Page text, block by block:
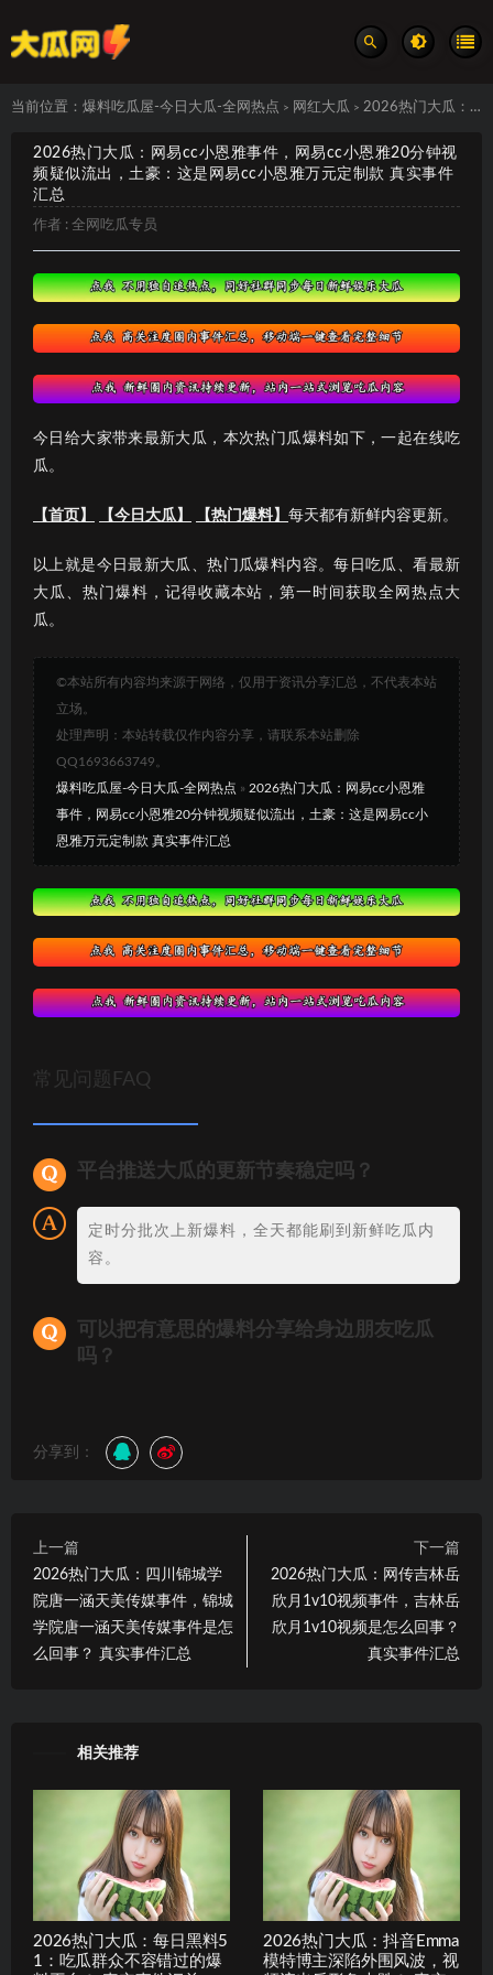
当前位置： 爆料吃瓜屋-今日大瓜-全网热点 > 网红大瓜 > 2026热门大瓜：网易cc小恩雅事件，网易cc小恩雅20分钟视频疑似流出，土豪：这是网易cc小恩雅万元定制款 真实事件汇总
2026热门大瓜：网易cc小恩雅事件，网易cc小恩雅20分钟视
频疑似流出，土豪：这是网易cc小恩雅万元定制款 真实事件
汇总
作者 : 全网吃瓜专员
今日给大家带来最新大瓜，本次热门瓜爆料如下，一起在线吃
瓜。
【首页】 【今日大瓜】 【热门爆料】 每天都有新鲜内容更新。
以上就是今日最新大瓜、热门瓜爆料内容。每日吃瓜、看最新
大瓜、热门爆料，记得收藏本站，第一时间获取全网热点大
瓜。
©本站所有内容均来源于网络，仅用于资讯分享汇总，不代表本站
立场。
处理声明：本站转载仅作内容分享，请联系本站删除
QQ1693663749。
爆料吃瓜屋-今日大瓜-全网热点 » 2026热门大瓜：网易cc小恩雅
事件，网易cc小恩雅20分钟视频疑似流出，土豪：这是网易cc小
恩雅万元定制款 真实事件汇总
常见问题FAQ
平台推送大瓜的更新节奏稳定吗？
定时分批次上新爆料，全天都能刷到新鲜吃瓜内
容。
可以把有意思的爆料分享给身边朋友吃瓜
吗？
分享到：
上一篇
2026热门大瓜：四川锦城学
院唐一涵天美传媒事件，锦城
学院唐一涵天美传媒事件是怎
么回事？ 真实事件汇总
下一篇
2026热门大瓜：网传吉林岳
欣月1v10视频事件，吉林岳
欣月1v10视频是怎么回事？
真实事件汇总
相关推荐
2026热门大瓜：每日黑料5
1：吃瓜群众不容错过的爆
2026热门大瓜：抖音Emma
模特博主深陷外围风波，视